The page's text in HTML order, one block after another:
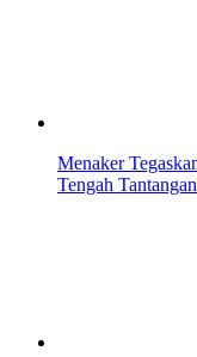
Menaker
Tengah